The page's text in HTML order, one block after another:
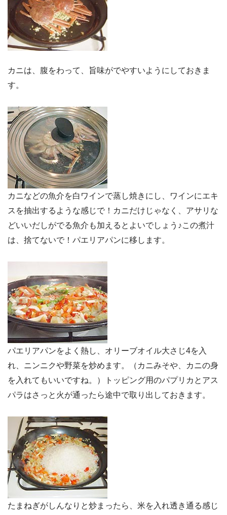
カニは、腹をわって、旨味がでやすいようにしておきま
す。
カニなどの魚介を白ワインで蒸し焼きにし、ワインにエキ
スを抽出するような感じで！カニだけじゃなく、アサリな
どいいだしがでる魚介も加えるとよいでしょう♪この煮汁
は、捨てないで！パエリアパンに移します。
パエリアパンをよく熱し、オリーブオイル大さじ4を入
れ、ニンニクや野菜を炒めます。（カニみそや、カニの身
を入れてもいいですね。）トッピング用のパプリカとアス
パラはさっと火が通ったら途中で取り出しておきます。
たまねぎがしんなりと炒まったら、米を入れ透き通る感じ